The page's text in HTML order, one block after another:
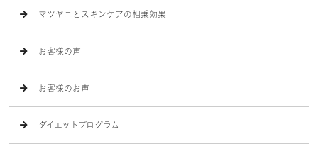
マツヤニとスキンケアの相乗効果
お客様の声
お客様のお声
ダイエットプログラム